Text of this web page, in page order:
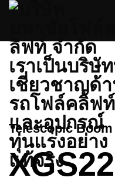
ข้าม
เนื้อหา
Telescopic